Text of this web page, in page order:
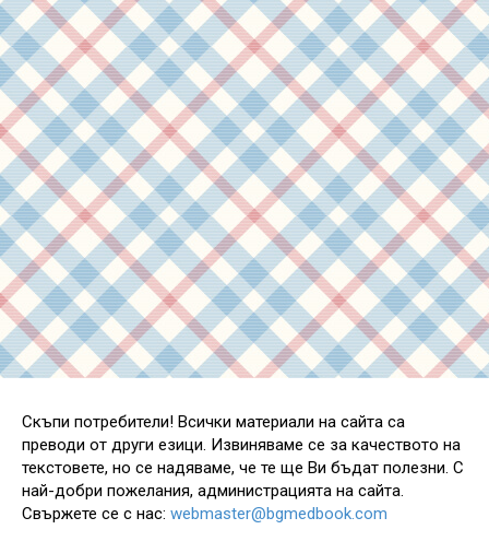
Скъпи потребители! Всички материали на сайта са
преводи от други езици. Извиняваме се за качеството на
текстовете, но се надяваме, че те ще Ви бъдат полезни. С
най-добри пожелания, администрацията на сайта.
Свържете се с нас: webmaster@bgmedbook.com